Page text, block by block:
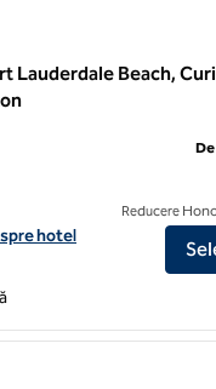
Lauderdale Beach,
pentru Hotel
hotel
Reducere